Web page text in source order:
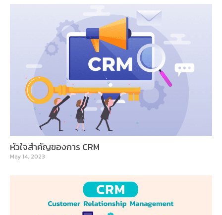
หัวใจสำคัญของการ CRM
May 14, 2023